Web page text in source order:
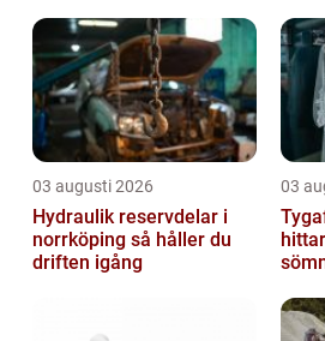
03 augusti 2026
Hydraulik reservdelar i
norrköping så håller du
driften igång
03